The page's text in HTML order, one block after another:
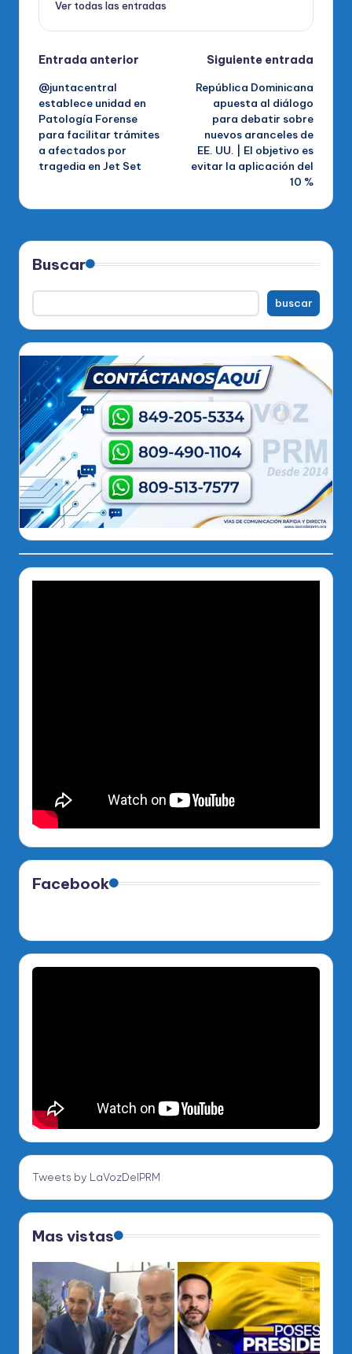
Ver todas las entradas
Navegación
de
entradas
Entrada anterior
@juntacentral
establece unidad en
Patología Forense
para facilitar trámites
a afectados por
tragedia en Jet Set
Siguiente entrada
República Dominicana
apuesta al diálogo
para debatir sobre
nuevos aranceles de
EE. UU. | El objetivo es
evitar la aplicación del
10 %
Buscar
buscar
Facebook
Tweets by LaVozDelPRM
Mas vistas